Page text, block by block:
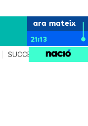
ara mateix
21:13
SUCCESSOS AGENDA